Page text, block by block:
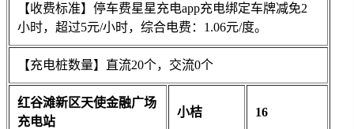
【收费标准】停车费星星充电app充电绑定车牌减免2
小时，超过5元/小时，综合电费：1.06元/度。
【充电桩数量】直流20个，交流0个
红谷滩新区天使金融广场
充电站
小桔 16